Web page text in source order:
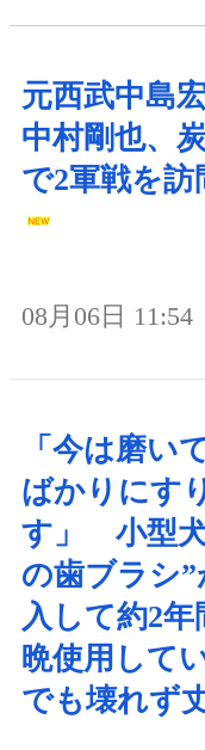
元西武中島
中村剛也、
で2軍戦を訪
08月06日 11:54
「今は磨い
ばかりにす
す」 小型
の歯ブラシ
入して約2年
晩使用して
でも壊れず